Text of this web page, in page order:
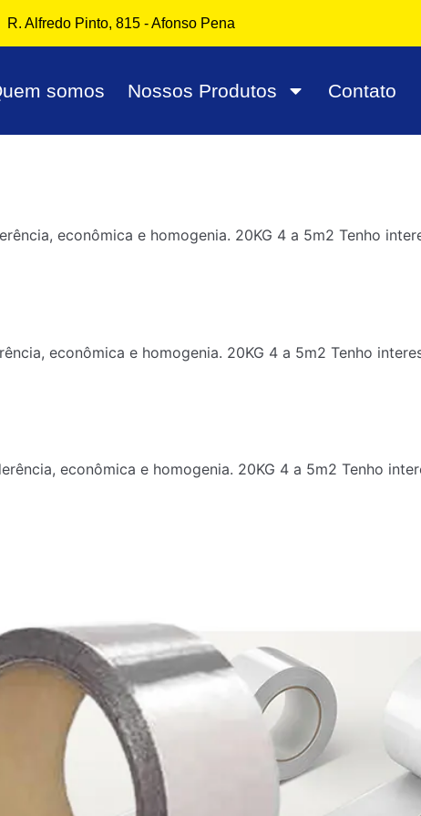
R. Alfredo Pinto, 815 - Afonso Pena
somos Nossos Produtos Contato
econômica e homogenia. 20KG 4 a 5m2 Tenho
econômica e homogenia. 20KG 4 a 5m2 Tenho
econômica e homogenia. 20KG 4 a 5m2 Tenho